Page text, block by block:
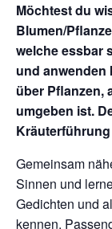
Möchtest du
Blumen/
welche essbar
und anwenden
über Pflanzen,
umgeben ist.
Gemeinsam
Sinnen und
Gedichten und
kennen.